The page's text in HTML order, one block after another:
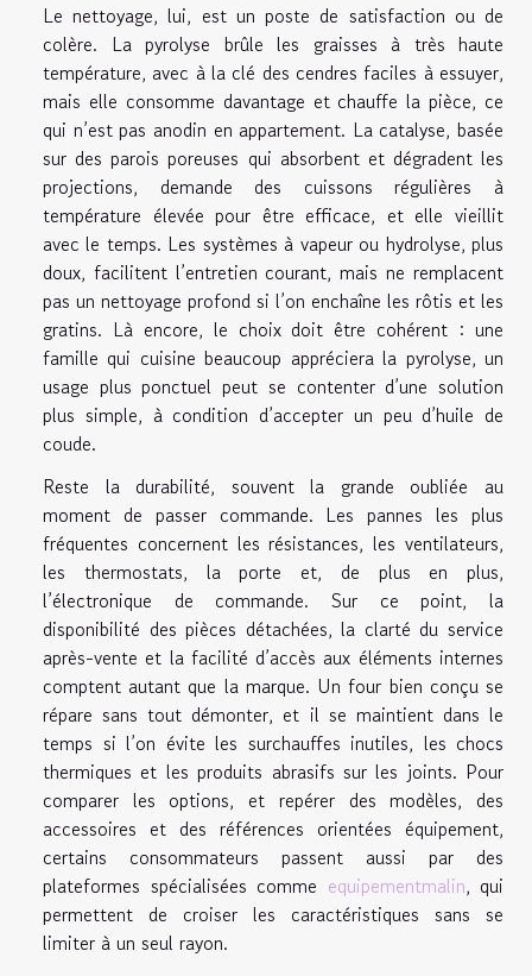
Le nettoyage, lui, est un poste de satisfaction ou de
colère. La pyrolyse brûle les graisses à très haute
température, avec à la clé des cendres faciles à essuyer,
mais elle consomme davantage et chauffe la pièce, ce
qui n’est pas anodin en appartement. La catalyse, basée
sur des parois poreuses qui absorbent et dégradent les
projections, demande des cuissons régulières à
température élevée pour être efficace, et elle vieillit
avec le temps. Les systèmes à vapeur ou hydrolyse, plus
doux, facilitent l’entretien courant, mais ne remplacent
pas un nettoyage profond si l’on enchaîne les rôtis et les
gratins. Là encore, le choix doit être cohérent : une
famille qui cuisine beaucoup appréciera la pyrolyse, un
usage plus ponctuel peut se contenter d’une solution
plus simple, à condition d’accepter un peu d’huile de
coude.
Reste la durabilité, souvent la grande oubliée au
moment de passer commande. Les pannes les plus
fréquentes concernent les résistances, les ventilateurs,
les thermostats, la porte et, de plus en plus,
l’électronique de commande. Sur ce point, la
disponibilité des pièces détachées, la clarté du service
après-vente et la facilité d’accès aux éléments internes
comptent autant que la marque. Un four bien conçu se
répare sans tout démonter, et il se maintient dans le
temps si l’on évite les surchauffes inutiles, les chocs
thermiques et les produits abrasifs sur les joints. Pour
comparer les options, et repérer des modèles, des
accessoires et des références orientées équipement,
certains consommateurs passent aussi par des
plateformes spécialisées comme equipementmalin, qui
permettent de croiser les caractéristiques sans se
limiter à un seul rayon.